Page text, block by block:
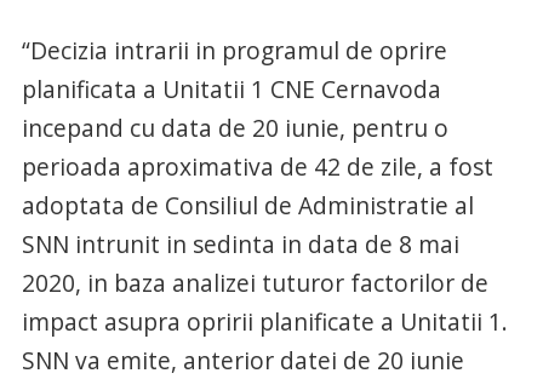
“Decizia intrarii in programul de oprire
planificata a Unitatii 1 CNE Cernavoda
incepand cu data de 20 iunie, pentru o
perioada aproximativa de 42 de zile, a fost
adoptata de Consiliul de Administratie al
SNN intrunit in sedinta in data de 8 mai
2020, in baza analizei tuturor factorilor de
impact asupra opririi planificate a Unitatii 1.
SNN va emite, anterior datei de 20 iunie